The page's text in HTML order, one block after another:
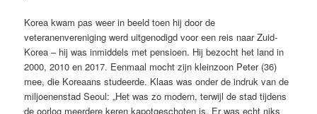
Korea kwam pas weer in beeld toen hij door de
veteranenvereniging werd uitgenodigd voor een reis naar Zuid-
Korea – hij was inmiddels met pensioen. Hij bezocht het land in
2000, 2010 en 2017. Eenmaal mocht zijn kleinzoon Peter (36)
mee, die Koreaans studeerde. Klaas was onder de indruk van de
miljoenenstad Seoul: „Het was zo modern, terwijl de stad tijdens
de oorlog meerdere keren kapotgeschoten is. Er was echt niks